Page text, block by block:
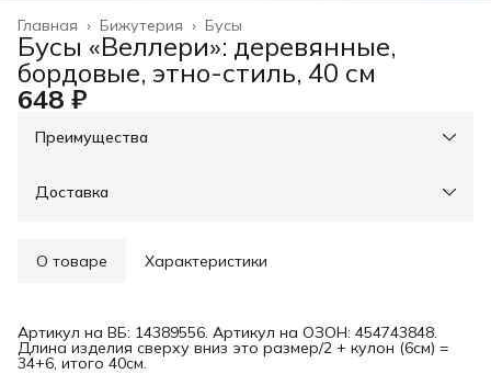
Бусы
Бижутерия ›
Главная ›
Бусы «Веллери»: деревянные,
бордовые, этно-стиль, 40 см
648 ₽
Преимущества
При оплате онлайн - скидка на доставку 30%, свыше
Доставка
О товаре Характеристики
Артикул на ВБ: 14389556. Артикул на ОЗОН: 454743848.
Длина изделия сверху вниз это размер/2 + кулон (6см) =
34+6, итого 40см.